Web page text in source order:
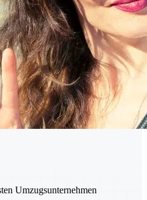
Umzugsunternehmen